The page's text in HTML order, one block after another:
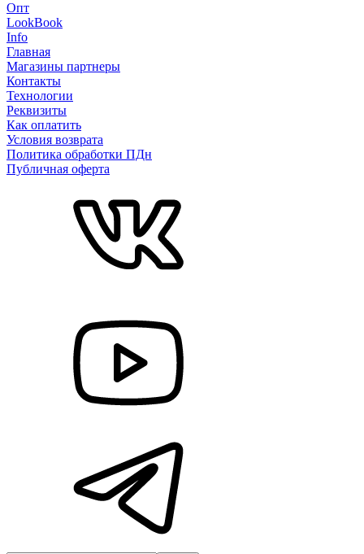
Опт
LookBook
Info
Главная
Магазины партнеры
Контакты
Технологии
Реквизиты
Как оплатить
Условия возврата
Политика обработки ПДн
Публичная оферта